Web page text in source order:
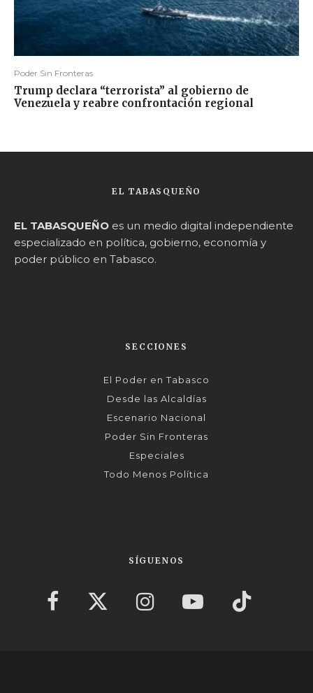
Poder Sin Fronteras
Trump declara “terrorista” al gobierno de
Venezuela y reabre confrontación regional
EL TABASQUEÑO
EL TABASQUEÑO es un medio digital independiente
especializado en política, gobierno, economía y
poder público en Tabasco.
SECCIONES
El Poder en Tabasco
Desde las Alcaldías
Escenario Nacional
Poder Sin Fronteras
Especiales
Todo Menos Política
SÍGUENOS